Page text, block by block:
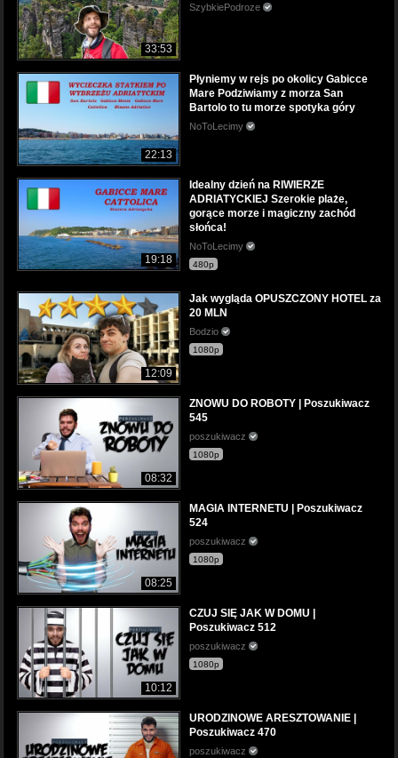
33:53
SzybkiePodroze
22:13
Płyniemy w rejs po okolicy Gabicce
Mare Podziwiamy z morza San
Bartolo to tu morze spotyka góry
NoToLecimy
19:18
Idealny dzień na RIWIERZE
ADRIATYCKIEJ Szerokie plaże,
gorące morze i magiczny zachód
słońca!
NoToLecimy
480p
12:09
Jak wygląda OPUSZCZONY HOTEL za
20 MLN
Bodzio
1080p
08:32
ZNOWU DO ROBOTY | Poszukiwacz
545
poszukiwacz
1080p
08:25
MAGIA INTERNETU | Poszukiwacz
524
poszukiwacz
1080p
10:12
CZUJ SIĘ JAK W DOMU |
Poszukiwacz 512
poszukiwacz
1080p
URODZINOWE ARESZTOWANIE |
Poszukiwacz 470
poszukiwacz